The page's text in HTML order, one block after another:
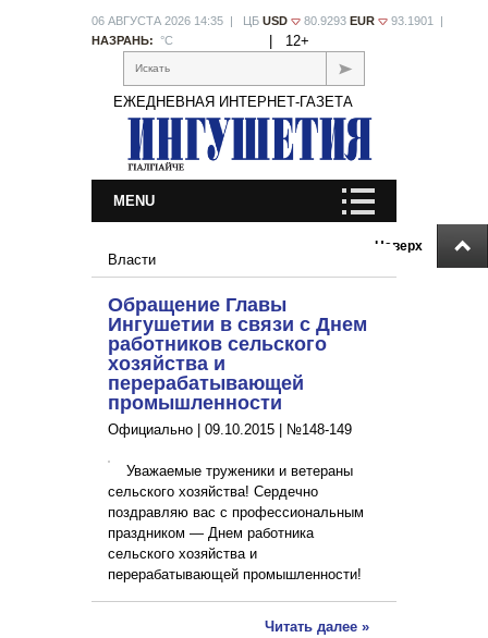
Наверх
06 АВГУСТА 2026 14:35 | ЦБ USD 80.9293 EUR
93.1901 |
НАЗРАНЬ: °С 12+
Искать
ЕЖЕДНЕВНАЯ ИНТЕРНЕТ-ГАЗЕТА
MENU
Власти
Обращение Главы
Ингушетии в связи с Днем
работников сельского
хозяйства и
перерабатывающей
промышленности
Официально | 09.10.2015 №148-149
Уважаемые труженики и ветераны
сельского хозяйства! Сердечно
поздравляю вас с профессиональным
праздником — Днем работника
сельского хозяйства и
перерабатывающей промышленности!
Читать далее »